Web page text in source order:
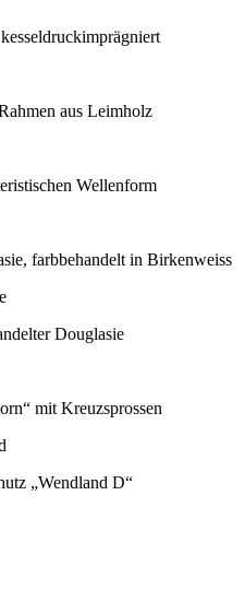
aus Leimholz
Wellenform
farbbehandelt in Birkenweiss
Douglasie
mit Kreuzsprossen
„Wendland D“